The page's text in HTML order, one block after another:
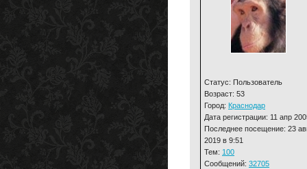
Статус: Пользователь
Возраст: 53
Город: Краснодар
Дата регистрации: 11 апр
Последнее посещение: 23
2019 в 9:51
Тем: 100
Сообщений: 32705